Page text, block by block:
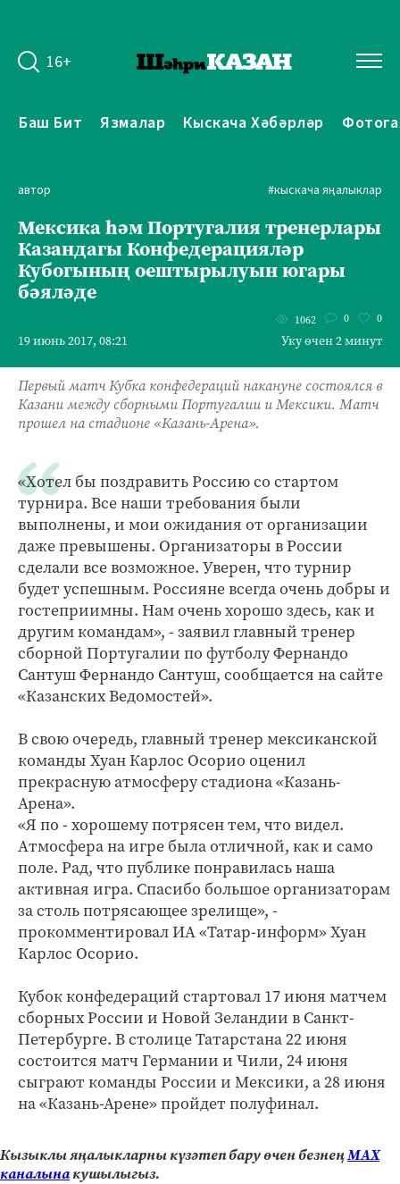
16+
Баш Бит Язмалар Кыскача Хәбәрләр
автор #кыскача яңалыклар
Мексика һәм Португалия тренерлары
Казандагы Конфедерацияләр
Кубогының оештырылуын югары
бәяләде
19 июнь 2017, 08:21
1062 0 0
Уку өчен 2 минут
Первый матч Кубка конфедераций накануне состоялся в
Казани между сборными Португалии и Мексики. Матч
прошел на стадионе «Казань-Арена».
«Хотел бы поздравить Россию со стартом
турнира. Все наши требования были
выполнены, и мои ожидания от организации
даже превышены. Организаторы в России
сделали все возможное. Уверен, что турнир
будет успешным. Россияне всегда очень добры и
гостеприимны. Нам очень хорошо здесь, как и
другим командам», - заявил главный тренер
сборной Португалии по футболу Фернандо
Сантуш Фернандо Сантуш, сообщается на сайте
«Казанских Ведомостей».
В свою очередь, главный тренер мексиканской
команды Хуан Карлос Осорио оценил
прекрасную атмосферу стадиона «Казань-
Арена».
«Я по - хорошему потрясен тем, что видел.
Атмосфера на игре была отличной, как и само
поле. Рад, что публике понравилась наша
активная игра. Спасибо большое организаторам
за столь потрясающее зрелище», -
прокомментировал ИА «Татар-информ» Хуан
Карлос Осорио.
Кубок конфедераций стартовал 17 июня матчем
сборных России и Новой Зеландии в Санкт-
Петербурге. В столице Татарстана 22 июня
состоится матч Германии и Чили, 24 июня
сыграют команды России и Мексики, а 28 июня
на «Казань-Арене» пройдет полуфинал.
Кызыклы яңалыкларны күзәтеп бару өчен безнеңМАХ
каналынакушылыгыз.